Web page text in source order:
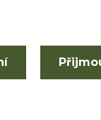
z minerálů